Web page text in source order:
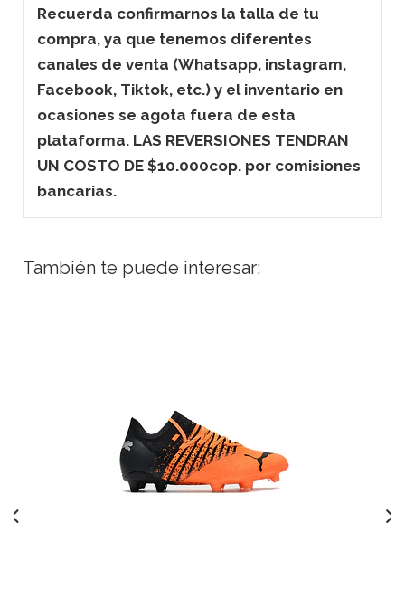
Recuerda confirmarnos la talla de tu
compra, ya que tenemos diferentes
canales de venta (Whatsapp, instagram,
Facebook, Tiktok, etc.) y el inventario en
ocasiones se agota fuera de esta
plataforma. LAS REVERSIONES TENDRAN
UN COSTO DE $10.000cop. por comisiones
bancarias.
También te puede interesar: